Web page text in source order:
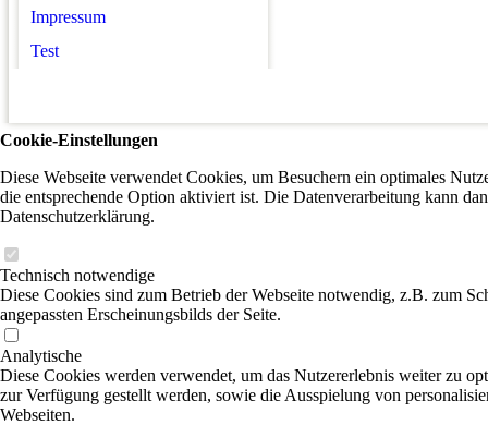
Impressum
Test
Cookie-Einstellungen
Diese Webseite verwendet Cookies, um Besuchern ein optimales
die entsprechende Option aktiviert ist. Die Datenverarbeitung kann
Datenschutzerklärung.
Technisch notwendige
Diese Cookies sind zum Betrieb der Webseite notwendig, z.B. zum
angepassten Erscheinungsbilds der Seite.
Analytische
Diese Cookies werden verwendet, um das Nutzererlebnis weiter zu
zur Verfügung gestellt werden, sowie die Ausspielung von
Webseiten.